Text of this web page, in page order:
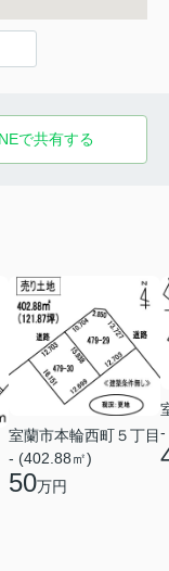
で共有する
室蘭市本輪西町５丁目
- (402.88㎡)
50万円
-